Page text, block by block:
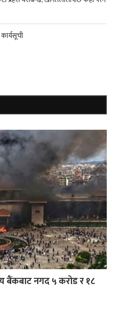
बैंकबाट नगद ५ करोड र १८